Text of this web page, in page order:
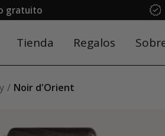
gratuito
Tienda Regalos
Noir d'Orient